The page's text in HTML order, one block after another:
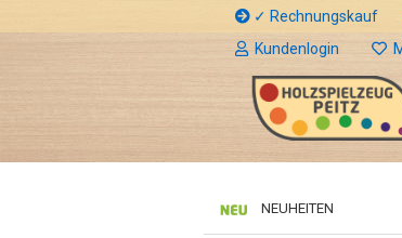
✓ Rechnungskauf
Kundenlogin
NEUHEITEN